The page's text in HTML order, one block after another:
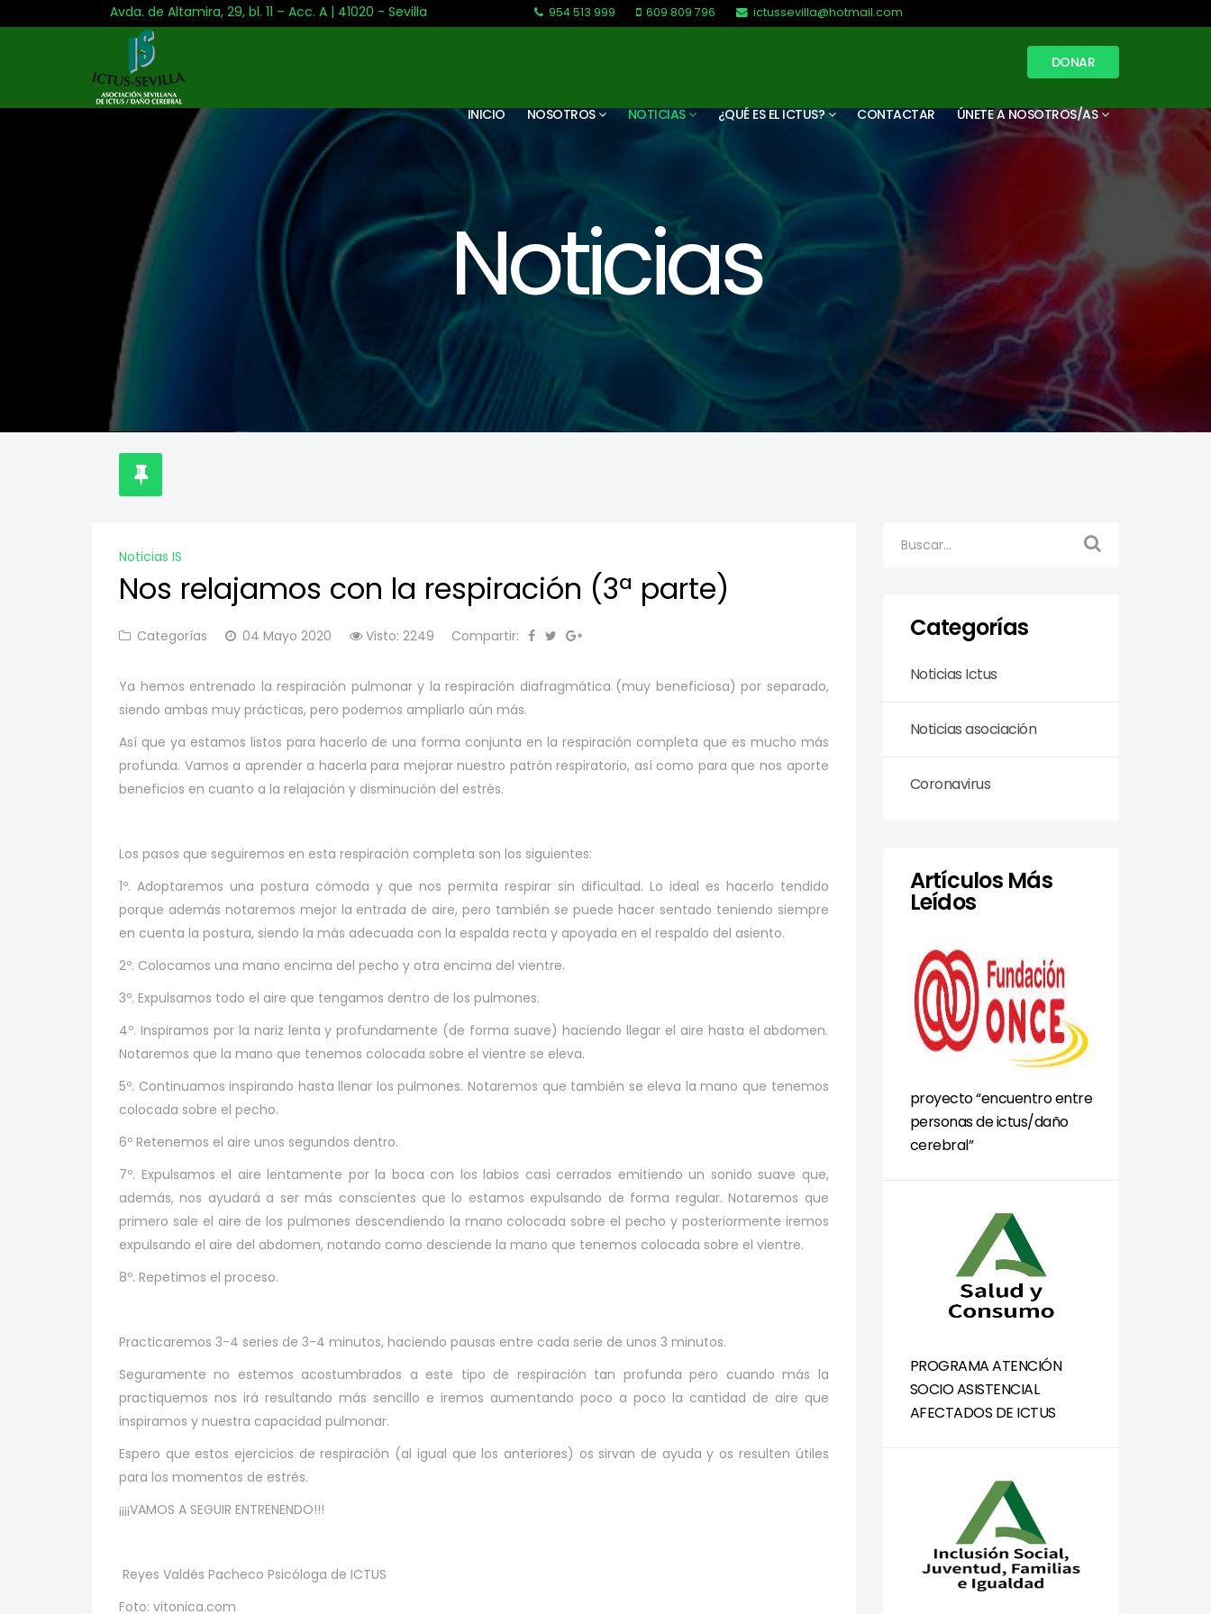
Avda. de Altamira, 29, bl. 11 – Acc. A | 41020 - Sevilla 954 513 999 609 809 796
ictussevilla@hotmail.com
DONAR
INICIO NOSOTROS NOTICIAS ¿QUÉ ES EL ICTUS? CONTACTAR ÚNETE A NOSOTROS/AS
Noticias
Noticias IS
Nos relajamos con la respiración (3ª parte)
Categorías 04 Mayo 2020 Visto: 2249 Compartir:
Ya hemos entrenado la respiración pulmonar y la respiración diafragmática (muy beneficiosa) por separado,
siendo ambas muy prácticas, pero podemos ampliarlo aún más.
Así que ya estamos listos para hacerlo de una forma conjunta en la respiración completa que es mucho más
profunda. Vamos a aprender a hacerla para mejorar nuestro patrón respiratorio, así como para que nos aporte
beneficios en cuanto a la relajación y disminución del estrés.
Los pasos que seguiremos en esta respiración completa son los siguientes:
1º. Adoptaremos una postura cómoda y que nos permita respirar sin dificultad. Lo ideal es hacerlo tendido
porque además notaremos mejor la entrada de aire, pero también se puede hacer sentado teniendo siempre
en cuenta la postura, siendo la más adecuada con la espalda recta y apoyada en el respaldo del asiento.
2º. Colocamos una mano encima del pecho y otra encima del vientre.
3º. Expulsamos todo el aire que tengamos dentro de los pulmones.
4º. Inspiramos por la nariz lenta y profundamente (de forma suave) haciendo llegar el aire hasta el abdomen.
Notaremos que la mano que tenemos colocada sobre el vientre se eleva.
5º. Continuamos inspirando hasta llenar los pulmones. Notaremos que también se eleva la mano que tenemos
colocada sobre el pecho.
6º Retenemos el aire unos segundos dentro.
7º. Expulsamos el aire lentamente por la boca con los labios casi cerrados emitiendo un sonido suave que,
además, nos ayudará a ser más conscientes que lo estamos expulsando de forma regular. Notaremos que
primero sale el aire de los pulmones descendiendo la mano colocada sobre el pecho y posteriormente iremos
expulsando el aire del abdomen, notando como desciende la mano que tenemos colocada sobre el vientre.
8º. Repetimos el proceso.
Practicaremos 3-4 series de 3-4 minutos, haciendo pausas entre cada serie de unos 3 minutos.
Seguramente no estemos acostumbrados a este tipo de respiración tan profunda pero cuando más la
practiquemos nos irá resultando más sencillo e iremos aumentando poco a poco la cantidad de aire que
inspiramos y nuestra capacidad pulmonar.
Espero que estos ejercicios de respiración (al igual que los anteriores) os sirvan de ayuda y os resulten útiles
para los momentos de estrés.
¡¡¡¡VAMOS A SEGUIR ENTRENENDO!!!
Reyes Valdés Pacheco Psicóloga de ICTUS
Foto: vitonica.com
Categorías
Noticias Ictus
Noticias asociación
Coronavirus
Artículos Más
Leídos
proyecto “encuentro entre
personas de ictus/daño
cerebral”
PROGRAMA ATENCIÓN
SOCIO ASISTENCIAL
AFECTADOS DE ICTUS